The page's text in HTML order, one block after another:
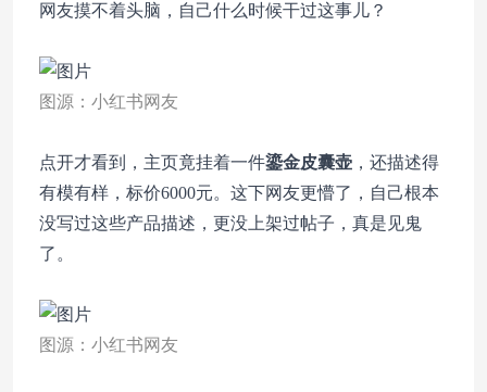
网友摸不着头脑，自己什么时候干过这事儿？
图源：小红书网友
点开才看到，主页竟挂着一件鎏金皮囊壶 ，还描述得
有模有样，标价6000元。 这下网友更懵了，自己根本
没写过这些产品描述，更没上架过帖子，真是见鬼
了。
图源：小红书网友